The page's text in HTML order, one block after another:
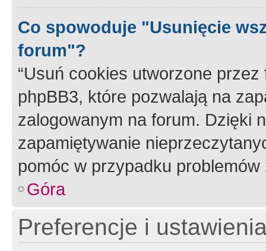
Co spowoduje "Usunięcie
forum"?
“Usuń cookies utworzone
phpBB3, które pozwalają na
zalogowanym na forum. Dzięki
zapamiętywanie
pomóc w przypadku
Góra
Preferencje i